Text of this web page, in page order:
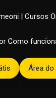
| Cursos
Como
Área do